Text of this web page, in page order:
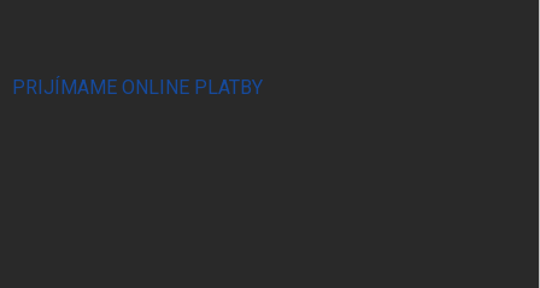
PRIJÍMAME ONLINE PLATBY